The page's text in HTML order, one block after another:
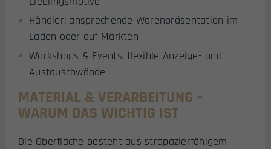
Händler: ansprechende Warenpräsentation im
Laden oder auf Märkten
Workshops & Events: flexible Anzeige- und
Austauschwände
MATERIAL & VERARBEITUNG –
WARUM DAS WICHTIG IST
Die Oberfläche besteht aus strapazierfähigem